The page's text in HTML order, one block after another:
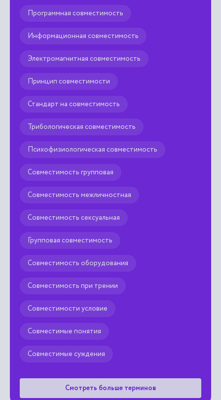
Программная совместимость
Информационная совместимость
Электромагнитная совместимость
Принцип совместимости
Стандарт на совместимость
Трибологическая совместимость
Психофизиологическая совместимость
Совместимость групповая
Совместимость межличностная
Совместимость сексуальная
Групповая совместимость
Совместимость оборудования
Совместимость при трении
Совместимости условие
Совместимые понятия
Совместимые суждения
Смотреть больше терминов